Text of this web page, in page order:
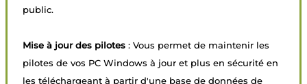
public.
Mise à jour des pilotes: Vous permet de maintenir les
pilotes de vos PC Windows à jour et plus en sécurité en
les téléchargeant à partir d'une base de données de